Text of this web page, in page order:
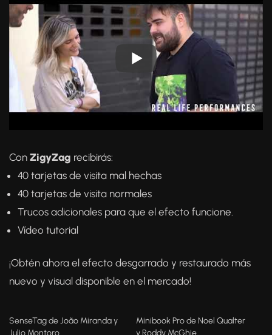
Con ZigyZag recibirás:
40 tarjetas de visita mal hechas
40 tarjetas de visita normales
Trucos adicionales para que el efecto funcione.
Vídeo tutorial
¡Obtén ahora el efecto desgarrado y restaurado más
nuevo y visual disponible en el mercado!
SenseTag de João Miranda y
Julio Montoro
Minibook Pro de Noel Qualter
y Roddy McGhie